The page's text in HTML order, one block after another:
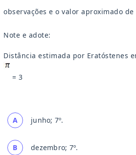
observações e o valor aproximado de
Note e adote:
Distância estimada por Eratóstenes
= 3
A junho; 7º.
B dezembro; 7º.